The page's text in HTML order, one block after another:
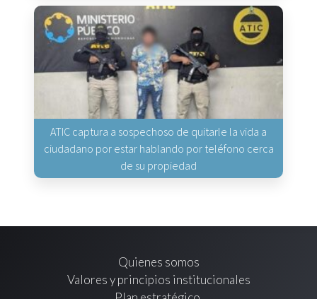
ATIC captura a sospechoso de quitarle la vida a
ciudadano por estar hablando por teléfono cerca
de su propiedad
Quienes somos
Valores y principios institucionales